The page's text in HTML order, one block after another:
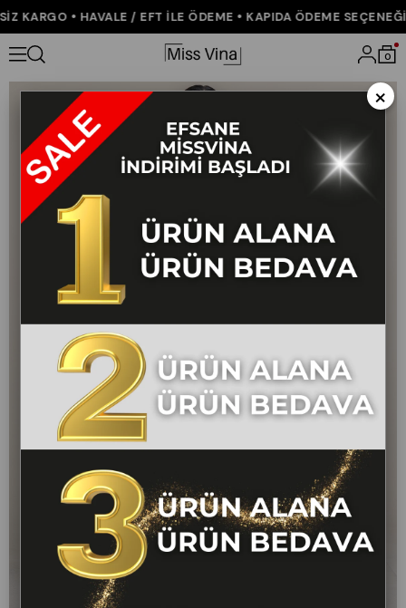
KARGO • HAVALE / EFT İLE ÖDEME • KAPIDA ÖDEME SEÇENEĞİ
0
Anasayfa ÇOK SATANLAR Garni Dikişli Kemerli Kot Denim Etek
×